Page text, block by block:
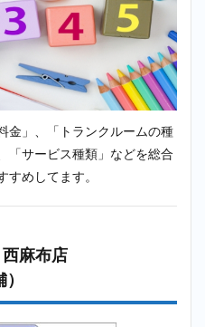
谷富
ヶ谷
店
苑前
に一
番近
舗）
4位：
ンク
ルー
区南
金」、「トランクルームの種
「サービス種類」などを総合
すめしてます。
麻布店